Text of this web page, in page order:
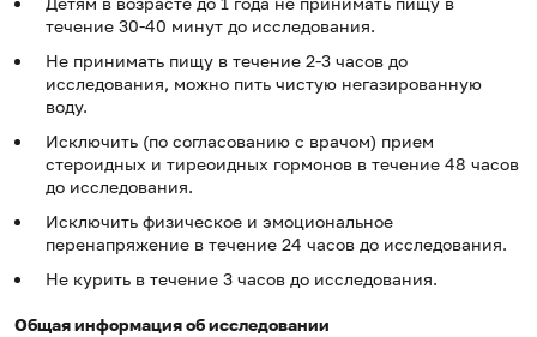
течение 30-40 минут до исследования.
Не принимать пищу в течение 2-3 часов до
исследования, можно пить чистую негазированную
воду.
Исключить (по согласованию с врачом) прием
стероидных и тиреоидных гормонов в течение 48 часов
до исследования.
Исключить физическое и эмоциональное
перенапряжение в течение 24 часов до исследования.
Не курить в течение 3 часов до исследования.
Общая информация об исследовании